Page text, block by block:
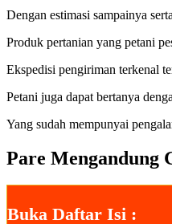
Dengan estimasi sampainya
Produk pertanian yang petani
Ekspedisi pengiriman terkenal
Petani juga dapat bertanya
Yang sudah mempunyai
Pare Mengandung
Buka Daftar Isi :